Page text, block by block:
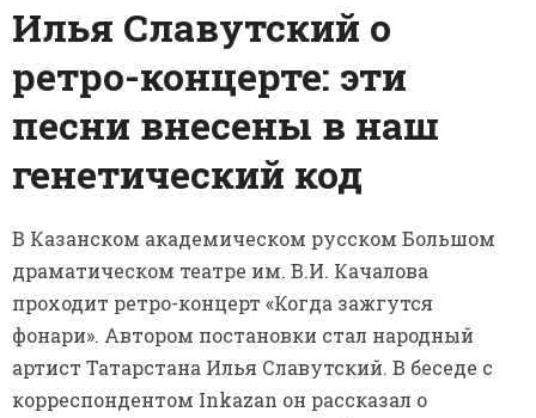
Илья Славутский о
ретро-концерте: эти
песни внесены в наш
генетический код
В Казанском академическом русском Большом
драматическом театре им. В.И. Качалова
проходит ретро-концерт «Когда зажгутся
фонари». Автором постановки стал народный
артист Татарстана Илья Славутский. В беседе с
корреспондентом Inkazan он рассказал о